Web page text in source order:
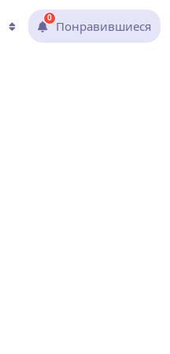
0
Понравившиеся